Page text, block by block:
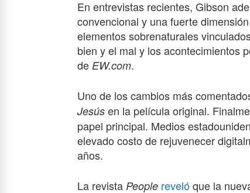
En entrevistas recientes, Gibson
convencional y una fuerte
elementos sobrenaturales
bien y el mal y los acontecimientos
de EW.com.
Uno de los cambios más
Jesús en la película original.
papel principal. Medios
elevado costo de rejuvenecer
años.
La revista People revelóque la